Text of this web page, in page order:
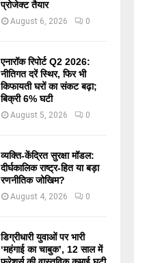
प्रोजेक्ट तैयार
August 6, 2026 0
एनारॉक रिपोर्ट Q2 2026:
नीतिगत दरें स्थिर, फिर भी
किफायती घरों का संकट बढ़ा;
बिक्री 6% घटी
August 5, 2026 0
व्यक्ति-केंद्रित सुरक्षा मॉडल:
दीर्घकालिक राष्ट्र-हित या बड़ा
रणनीतिक जोखिम?
August 4, 2026 0
डिग्रीधारी युवाओं पर भारी
‘महंगाई का चाबुक’, 12 साल में